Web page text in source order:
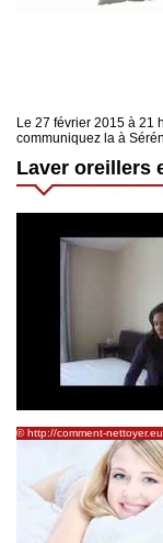
Le 27 février 2015 à 21
communiquez la à
Laver oreillers
© http://comment-